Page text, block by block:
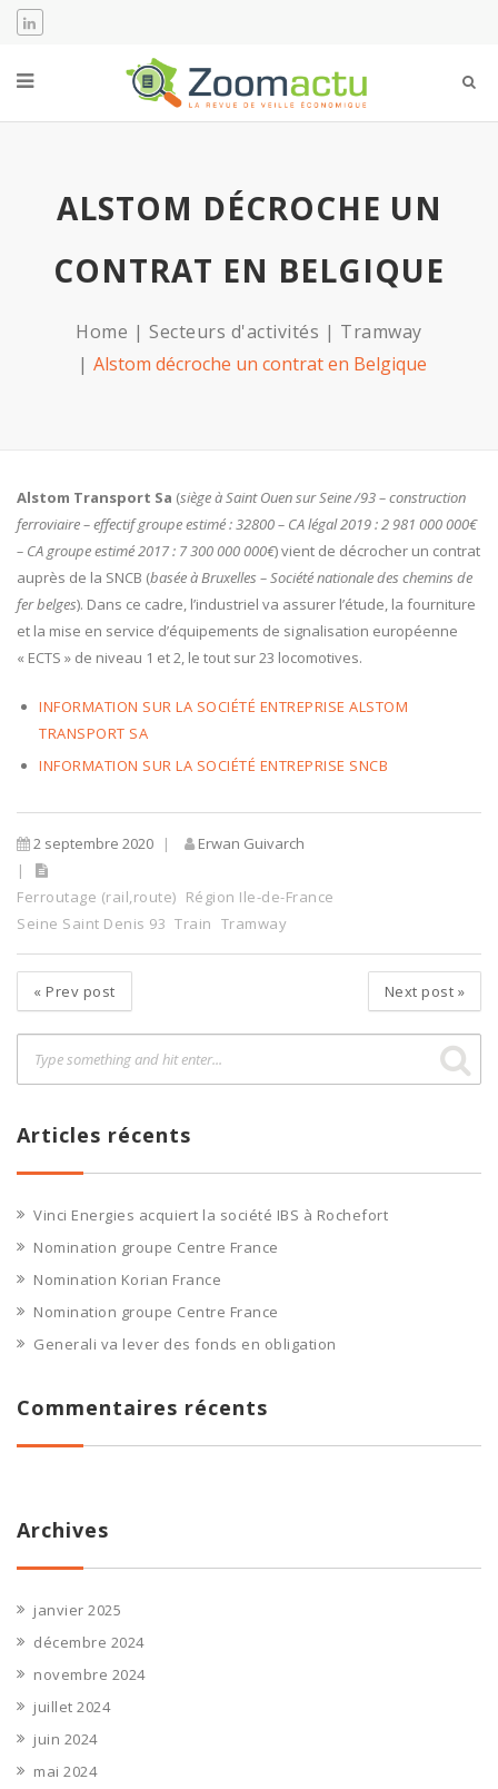
ALSTOM DÉCROCHE UN
CONTRAT EN BELGIQUE
Home Secteurs d'activités
Tramway
Alstom décroche un contrat en Belgique
Alstom Transport Sa (siège à Saint Ouen sur Seine /93 – construction
ferroviaire – effectif groupe estimé : 32800 – CA légal 2019 : 2 981 000 000€
– CA groupe estimé 2017 : 7 300 000 000€) vient de décrocher un contrat
auprès de la SNCB (basée à Bruxelles – Société nationale des chemins de
fer belges). Dans ce cadre, l’industriel va assurer l’étude, la fourniture
et la mise en service d’équipements de signalisation européenne
« ECTS » de niveau 1 et 2, le tout sur 23 locomotives.
INFORMATION SUR LA SOCIÉTÉ ENTREPRISE ALSTOM
TRANSPORT SA
INFORMATION SUR LA SOCIÉTÉ ENTREPRISE SNCB
2 septembre 2020 Erwan Guivarch
Ferroutage (rail,route) Région Ile-de-France
Seine Saint Denis 93 Train Tramway
« Prev post Next post »
Articles récents
Vinci Energies acquiert la société IBS à Rochefort
Nomination groupe Centre France
Nomination Korian France
Nomination groupe Centre France
Generali va lever des fonds en obligation
Commentaires récents
Archives
janvier 2025
décembre 2024
novembre 2024
juillet 2024
juin 2024
mai 2024